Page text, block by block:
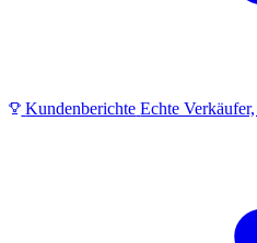
Kundenberichte Echte